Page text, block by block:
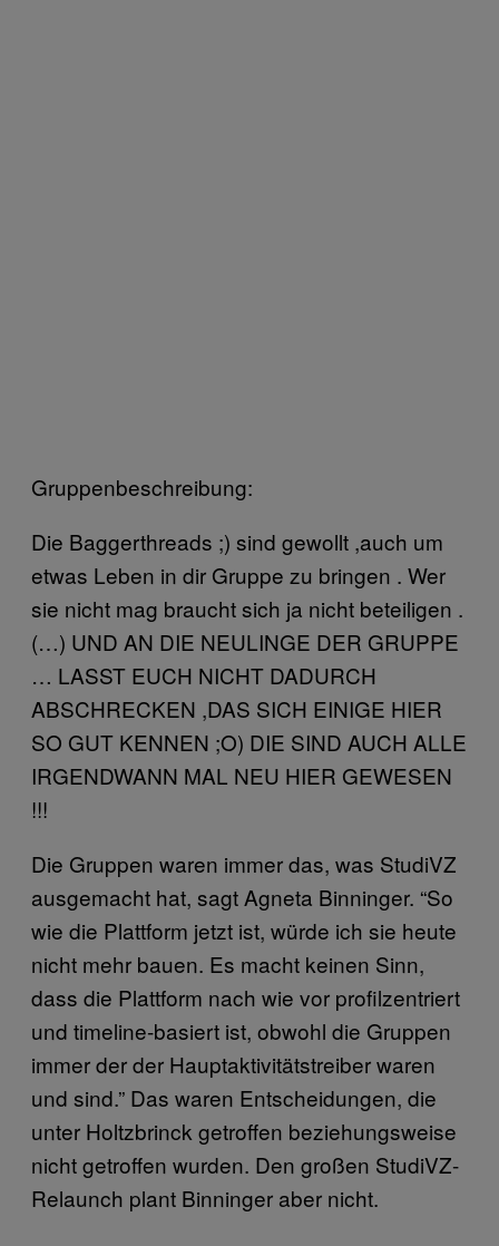
Gruppenbeschreibung:
Die Baggerthreads ;) sind gewollt ,auch um
etwas Leben in dir Gruppe zu bringen . Wer
sie nicht mag braucht sich ja nicht beteiligen .
(…) UND AN DIE NEULINGE DER GRUPPE
… LASST EUCH NICHT DADURCH
ABSCHRECKEN ,DAS SICH EINIGE HIER
SO GUT KENNEN ;O) DIE SIND AUCH ALLE
IRGENDWANN MAL NEU HIER GEWESEN
!!!
Die Gruppen waren immer das, was StudiVZ
ausgemacht hat, sagt Agneta Binninger. “So
wie die Plattform jetzt ist, würde ich sie heute
nicht mehr bauen. Es macht keinen Sinn,
dass die Plattform nach wie vor profilzentriert
und timeline-basiert ist, obwohl die Gruppen
immer der der Hauptaktivitätstreiber waren
und sind.” Das waren Entscheidungen, die
unter Holtzbrinck getroffen beziehungsweise
nicht getroffen wurden. Den großen StudiVZ-
Relaunch plant Binninger aber nicht.